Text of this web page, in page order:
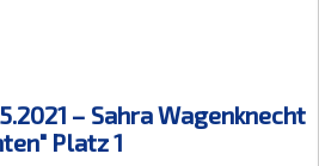
– Sahra Wagenknecht
Platz 1